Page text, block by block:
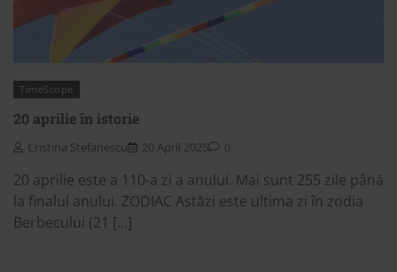
TimeScope
20 aprilie în istorie
Cristina Stefanescu 20 April 2025 0
20 aprilie este a 110-a zi a anului. Mai sunt 255 zile până
la finalul anului. ZODIAC Astăzi este ultima zi în zodia
Berbecului (21 […]